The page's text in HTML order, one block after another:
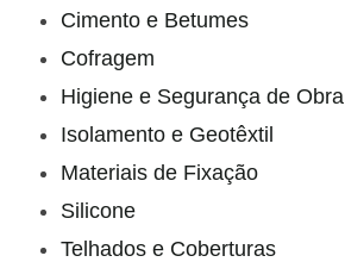
Cimento e Betumes
Cofragem
Higiene e Segurança de Obra
Isolamento e Geotêxtil
Materiais de Fixação
Silicone
Telhados e Coberturas